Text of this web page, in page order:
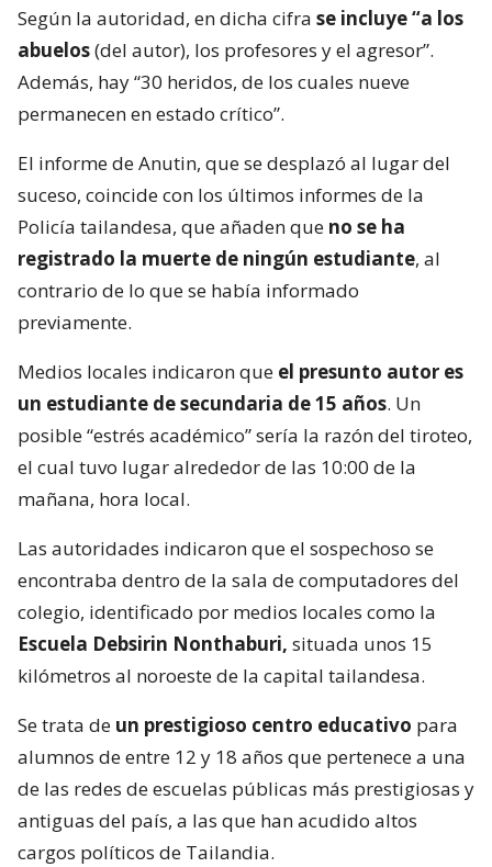
Según la autoridad, en dicha cifra se incluye “a los
abuelos(del autor), los profesores y el agresor”.
Además, hay “30 heridos, de los cuales nueve
permanecen en estado crítico”.
El informe de Anutin, que se desplazó al lugar del
suceso, coincide con los últimos informes de la
Policía tailandesa, que añaden que no se ha
registrado la muerte de ningún estudiante, al
contrario de lo que se había informado
previamente.
Medios locales indicaron que el presunto autor es
un estudiante de secundaria de 15 años. Un
posible “estrés académico” sería la razón del tiroteo,
el cual tuvo lugar alrededor de las 10:00 de la
mañana, hora local.
Las autoridades indicaron que el sospechoso se
encontraba dentro de la sala de computadores del
colegio, identificado por medios locales como la
Escuela Debsirin Nonthaburi, situada unos 15
kilómetros al noroeste de la capital tailandesa.
Se trata de un prestigioso centro educativo para
alumnos de entre 12 y 18 años que pertenece a una
de las redes de escuelas públicas más prestigiosas y
antiguas del país, a las que han acudido altos
cargos políticos de Tailandia.